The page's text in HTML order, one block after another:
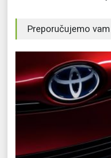
Preporučujemo